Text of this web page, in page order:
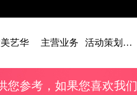
艺华 主营业务 活动策划案例
您参考，如果您喜欢我